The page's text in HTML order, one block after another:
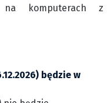
na komputerach z
będzie w